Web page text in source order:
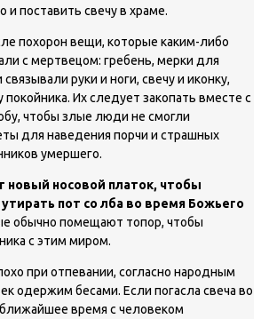
поставить свечу в храме.
похорон вещи, которые каким-либо
с мертвецом: гребень, мерки для
руки и ноги, свечу и иконку,
покойника. Их следует закопать вместе с
чтобы злые люди не смогли
для наведения порчи и страшных
умершего.
новый носовой платок, чтобы
пот со лба во время Божьего
обычно помещают топор, чтобы
с этим миром.
при отпевании, согласно народным
одержим бесами. Если погасла свеча во
время с человеком